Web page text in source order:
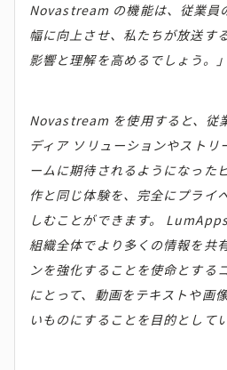
Novastream の機能は、従業員
幅に向上させ、私たちが放送す
影響と理解を高めるでしょう。」
Novastream を使用すると、従
ディア ソリューションやストリ
ームに期待されるようになった
作と同じ体験を、完全にプライ
しむことができます。
組織全体でより多くの情報を共
ンを強化することを使命とする
にとって、動画をテキストや画
いものにすることを目的としてい